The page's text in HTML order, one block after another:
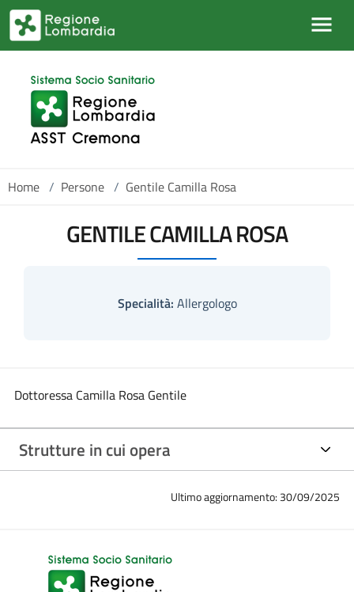
Salta al contenuto principale
Home / Persone / Gentile Camilla Rosa
GENTILE CAMILLA ROSA
Specialità: Allergologo
Dottoressa Camilla Rosa Gentile
Strutture in cui opera
Ultimo aggiornamento: 30/09/2025